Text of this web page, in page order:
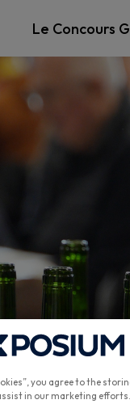
Le Concours
you agree to the
in our marketing efforts.